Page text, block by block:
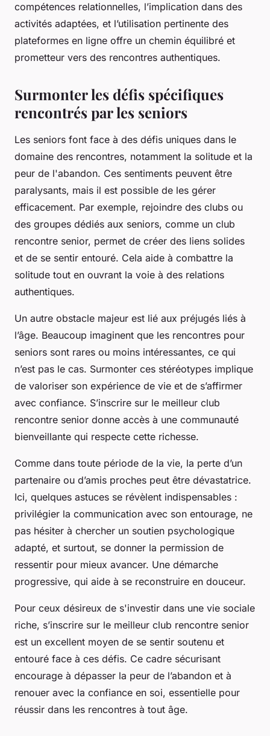
compétences relationnelles, l’implication dans des
activités adaptées, et l’utilisation pertinente des
plateformes en ligne offre un chemin équilibré et
prometteur vers des rencontres authentiques.
Surmonter les défis spécifiques
rencontrés par les seniors
Les seniors font face à des défis uniques dans le
domaine des rencontres, notamment la solitude et la
peur de l'abandon. Ces sentiments peuvent être
paralysants, mais il est possible de les gérer
efficacement. Par exemple, rejoindre des clubs ou
des groupes dédiés aux seniors, comme un club
rencontre senior, permet de créer des liens solides
et de se sentir entouré. Cela aide à combattre la
solitude tout en ouvrant la voie à des relations
authentiques.
Un autre obstacle majeur est lié aux préjugés liés à
l’âge. Beaucoup imaginent que les rencontres pour
seniors sont rares ou moins intéressantes, ce qui
n’est pas le cas. Surmonter ces stéréotypes implique
de valoriser son expérience de vie et de s’affirmer
avec confiance. S’inscrire sur le meilleur club
rencontre senior donne accès à une communauté
bienveillante qui respecte cette richesse.
Comme dans toute période de la vie, la perte d’un
partenaire ou d’amis proches peut être dévastatrice.
Ici, quelques astuces se révèlent indispensables :
privilégier la communication avec son entourage, ne
pas hésiter à chercher un soutien psychologique
adapté, et surtout, se donner la permission de
ressentir pour mieux avancer. Une démarche
progressive, qui aide à se reconstruire en douceur.
Pour ceux désireux de s'investir dans une vie sociale
riche, s’inscrire sur le meilleur club rencontre senior
est un excellent moyen de se sentir soutenu et
entouré face à ces défis. Ce cadre sécurisant
encourage à dépasser la peur de l’abandon et à
renouer avec la confiance en soi, essentielle pour
réussir dans les rencontres à tout âge.